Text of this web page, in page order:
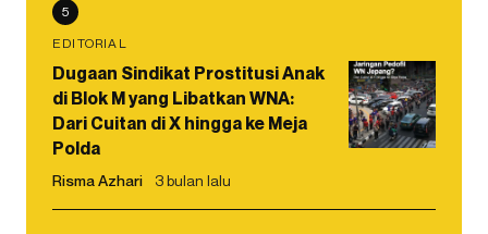
5
EDITORIAL
Dugaan Sindikat Prostitusi Anak
di Blok M yang Libatkan WNA:
Dari Cuitan di X hingga ke Meja
Polda
Risma Azhari 3 bulan lalu